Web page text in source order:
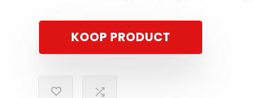
KOOP PRODUCT